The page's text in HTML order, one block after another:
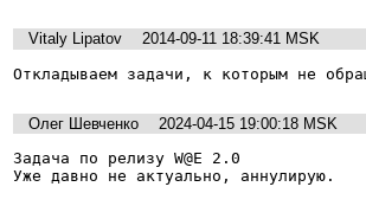
Vitaly Lipatov
2014-09-11 18:39:41 MSK
Откладываем задачи, к которым не
Олег Шевченко
2024-04-15 19:00:18 MSK
Задача по релизу W@E 2.0
Уже давно не актуально, аннулирую.